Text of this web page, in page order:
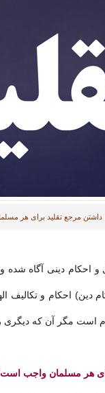
داشتن مرجع تقلید برای هر
و احکام دینی آگاه
دین) احکام و تکالیف
است مگر آن که دیگری را
هر مسلمان واجب